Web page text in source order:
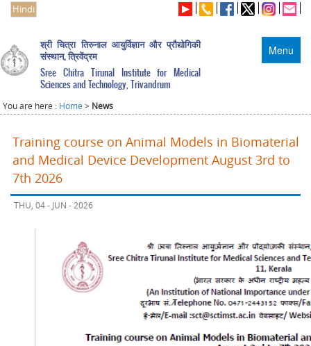
Hindi
Menu
श्री चित्रा तिरुनाल आयुर्विज्ञान और प्रौद्योगिकी
संस्थान, त्रिवेंद्रम
Sree Chitra Tirunal Institute for Medical
Sciences and Technology, Trivandrum
You are here : Home > News
Training course on Animal Models in Biomaterial
and Medical Device Development August 3rd to
7th 2026
THU, 04 - JUN - 2026